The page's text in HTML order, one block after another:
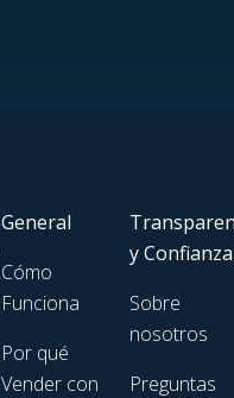
General
Cómo
Funciona
Por qué
Vender con
y Confianza
Sobre
nosotros
Preguntas